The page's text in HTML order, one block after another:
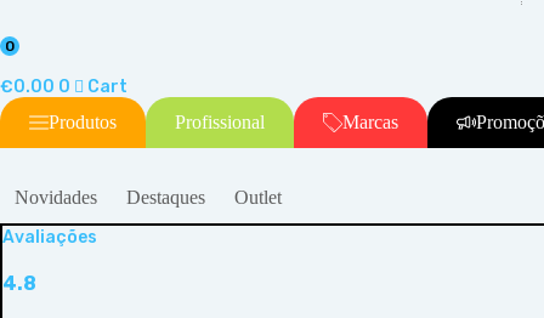
0
€0.00 0
Cart
Produtos
Profissional Marcas
Novidades Destaques
Outlet
Avaliações
4.8